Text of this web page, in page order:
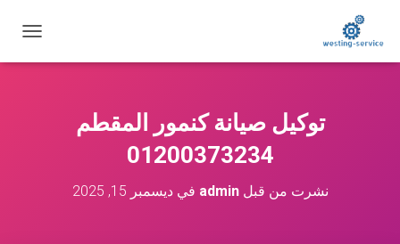
ب
توكيل صيانة كنمور المقطم
01200373234
نشرت من قبلadmin فيديسمبر 15, 2025